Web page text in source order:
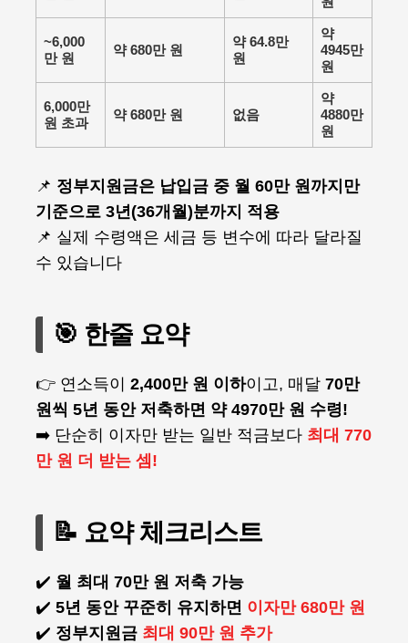
~6,000
만 원
약 680만 원
약 64.8만
원
약
4945만
원
6,000만
원 초과
약 680만 원 없음
약
4880만
원
📌 정부지원금은 납입금 중 월 60만 원까지만
기준으로 3년(36개월)분까지 적용
📌 실제 수령액은 세금 등 변수에 따라 달라질
수 있습니다
🎯 한줄 요약
👉 연소득이 2,400만 원 이하이고, 매달 70만
원씩 5년 동안 저축하면 약 4970만 원 수령!
➡️ 단순히 이자만 받는 일반 적금보다 최대 770
만 원 더 받는 셈!
📝 요약 체크리스트
✔️ 월 최대 70만 원 저축 가능
✔️ 5년 동안 꾸준히 유지하면 이자만 680만 원
✔️ 정부지원금 최대 90만 원 추가